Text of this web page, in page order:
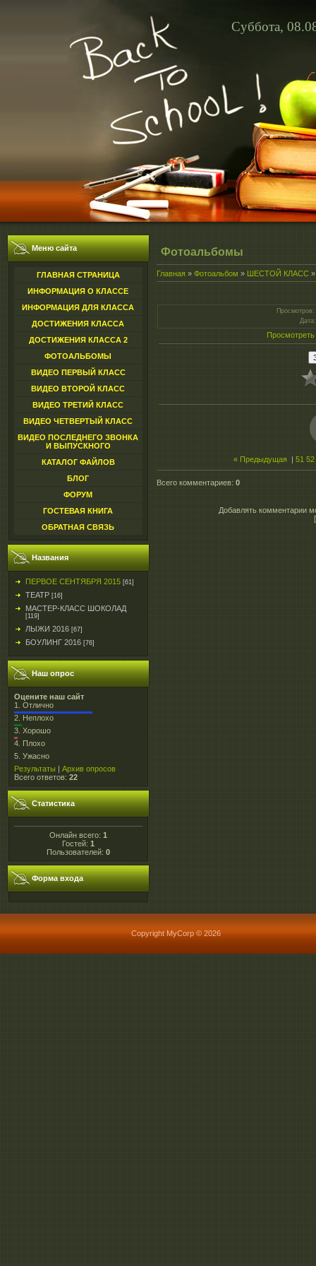
Суббота,
Меню сайта
ГЛАВНАЯ СТРАНИЦА
ИНФОРМАЦИЯ О КЛАССЕ
ИНФОРМАЦИЯ ДЛЯ КЛАССА
ДОСТИЖЕНИЯ КЛАССА
ДОСТИЖЕНИЯ КЛАССА 2
ФОТОАЛЬБОМЫ
ВИДЕО ПЕРВЫЙ КЛАСС
ВИДЕО ВТОРОЙ КЛАСС
ВИДЕО ТРЕТИЙ КЛАСС
ВИДЕО ЧЕТВЕРТЫЙ КЛАСС
ВИДЕО ПОСЛЕДНЕГО ЗВОНКА
И ВЫПУСКНОГО
КАТАЛОГ ФАЙЛОВ
БЛОГ
ФОРУМ
ГОСТЕВАЯ КНИГА
ОБРАТНАЯ СВЯЗЬ
Названия
ПЕРВОЕ СЕНТЯБРЯ 2015 [61]
ТЕАТР [16]
МАСТЕР-КЛАСС ШОКОЛАД
[119]
ЛЫЖИ 2016 [67]
БОУЛИНГ 2016 [76]
Наш опрос
Оцените наш сайт
1. Отлично
2. Неплохо
3. Хорошо
4. Плохо
5. Ужасно
Результаты | Архив опросов
Всего ответов: 22
Статистика
Онлайн всего: 1
Гостей: 1
Пользователей: 0
Форма входа
Фотоальбомы
Главная » Фотоальбом » ШЕСТОЙ КЛАСС
Просмотров:
Дата
« Предыдущая 51 52
Всего комментариев: 0
Добавлять комментарии
Copyright MyCorp © 2026